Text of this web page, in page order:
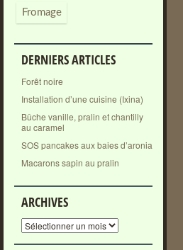
Fromage
DERNIERS ARTICLES
Forêt noire
Installation d’une cuisine (Ixina)
Bûche vanille, pralin et chantilly
au caramel
SOS pancakes aux baies d’aronia
Macarons sapin au pralin
ARCHIVES
Archives